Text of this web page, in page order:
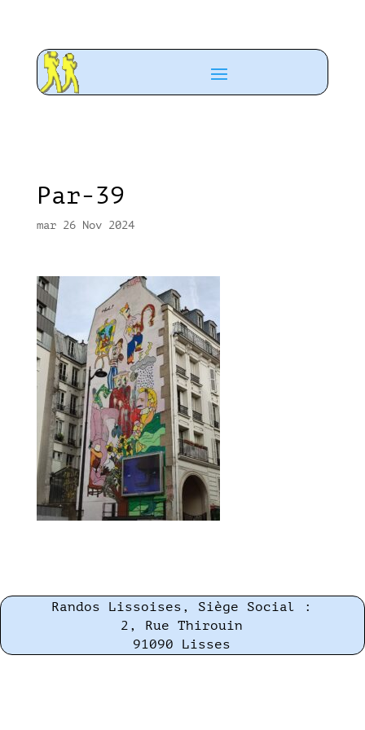
Par-39
mar 26 Nov 2024
Randos Lissoises, Siège Social :
2, Rue Thirouin
91090 Lisses